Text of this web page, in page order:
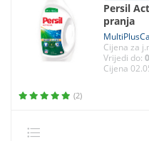
Persil
pranja
Cijena za
Vrijedi do:
Cijena
(2)